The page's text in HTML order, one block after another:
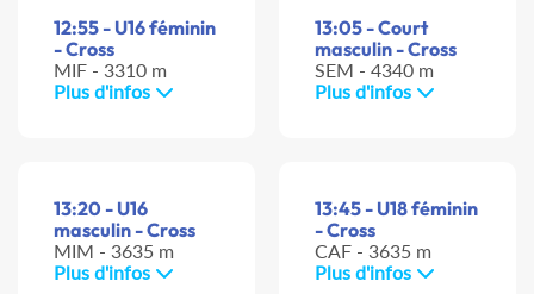
12:55 - U16 féminin
- Cross
MIF - 3310 m
Plus d'infos
13:05 - Court
masculin - Cross
SEM - 4340 m
Plus d'infos
13:20 - U16
masculin - Cross
MIM - 3635 m
Plus d'infos
13:45 - U18 féminin
- Cross
CAF - 3635 m
Plus d'infos